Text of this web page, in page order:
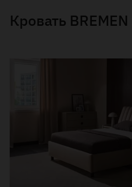
Кровать